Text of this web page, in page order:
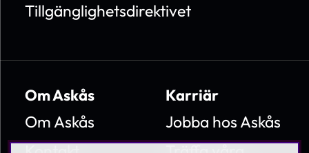
Tillgänglighetsdirektivet
Om Askås
Om Askås
Karriär
Jobba hos Askås